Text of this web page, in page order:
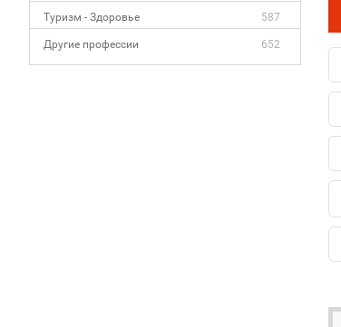
Туризм - Здоровье 587
Другие профессии 652